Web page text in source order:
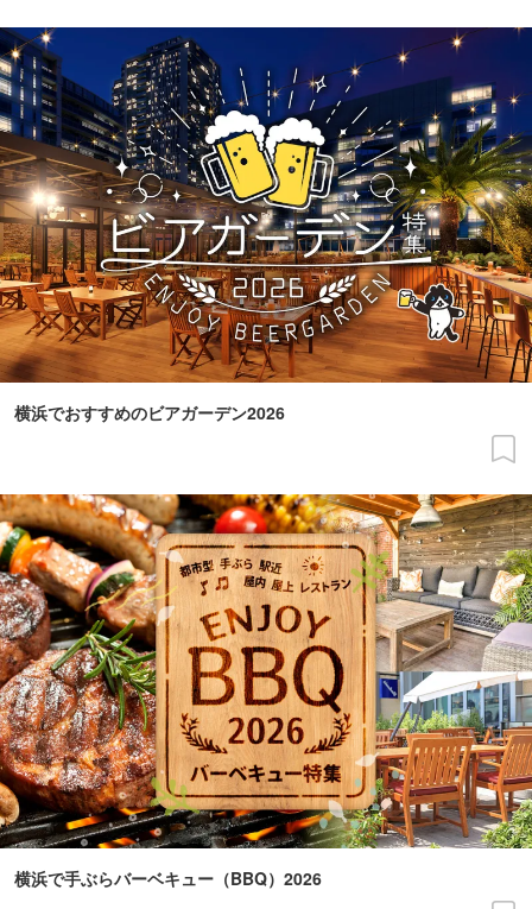
横浜でおすすめのビアガーデン2026
横浜で手ぶらバーベキュー（BBQ）2026